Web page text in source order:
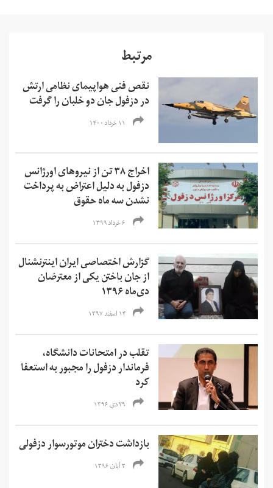
مرتبط
نقص فنی هواپیمای نظامی ارتش
در دزفول جان دو خلبان را گرفت
۱۱ خرداد ۱۴۰۰
اخراج ۳۸ تن از نیروهای اورژانس
دزفول به دلیل اعتراض به پرداخت
نشدن سه ماه حقوق
۶ خرداد ۱۳۹۹
گزارش اختصاصی ایران اینترنشنال
از جان باختن یکی از معترضان
دی‌ماه ۱۳۹۶
۱۴ اسفند ۱۳۹۷
تقلب در امتحانات دانشگاه،‌
فرماندار دزفول را مجبور به استعفا
کرد
۲۹ دی ۱۳۹۶
بازداشت دختران موتورسوار دزفولی
۳ آبان ۱۳۹۶